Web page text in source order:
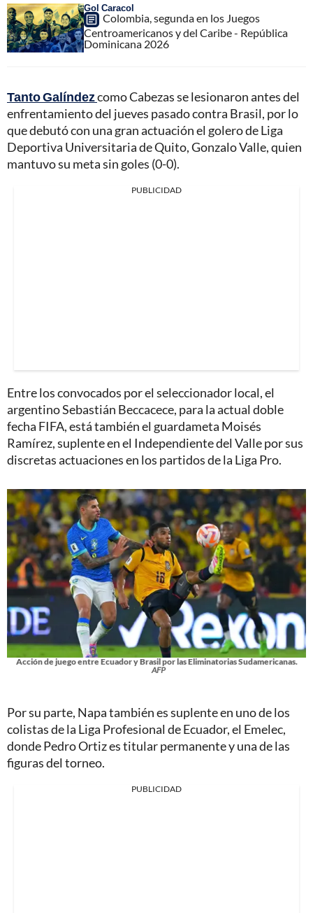
Gol Caracol
Colombia, segunda en los Juegos
Centroamericanos y del Caribe - República
Dominicana 2026
Tanto Galíndezcomo Cabezas se lesionaron antes del
enfrentamiento del jueves pasado contra Brasil, por lo
que debutó con una gran actuación el golero de Liga
Deportiva Universitaria de Quito, Gonzalo Valle, quien
mantuvo su meta sin goles (0-0).
PUBLICIDAD
Entre los convocados por el seleccionador local, el
argentino Sebastián Beccacece, para la actual doble
fecha FIFA, está también el guardameta Moisés
Ramírez, suplente en el Independiente del Valle por sus
discretas actuaciones en los partidos de la Liga Pro.
Acción de juego entre Ecuador y Brasil por las Eliminatorias Sudamericanas.
AFP
Por su parte, Napa también es suplente en uno de los
colistas de la Liga Profesional de Ecuador, el Emelec,
donde Pedro Ortiz es titular permanente y una de las
figuras del torneo.
PUBLICIDAD